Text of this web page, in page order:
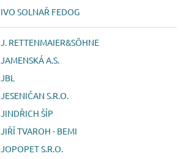
IVO SOLNAŘ FEDOG
J. RETTENMAIER&SÖHNE
JAMENSKÁ A.S.
JBL
JESENIČAN S.R.O.
JINDŘICH ŠÍP
JIŘÍ TVAROH - BEMI
JOPOPET S.R.O.